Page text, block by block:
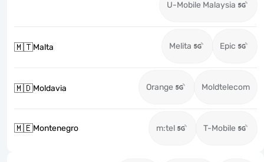
U-Mobile Malaysia
🇲🇹Malta Melita Epic
🇲🇩Moldavia Orange Moldtelecom
🇲🇪Montenegro m:tel T-Mobile